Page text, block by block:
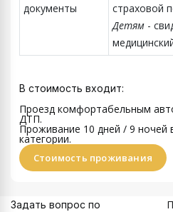
документы
страховой
Детям -
В стоимость входит:
Проезд комфортабельным
ДТП.
Проживание 10 дней / 9 ночей
категории.
Стоимость проживания
Задать вопрос по